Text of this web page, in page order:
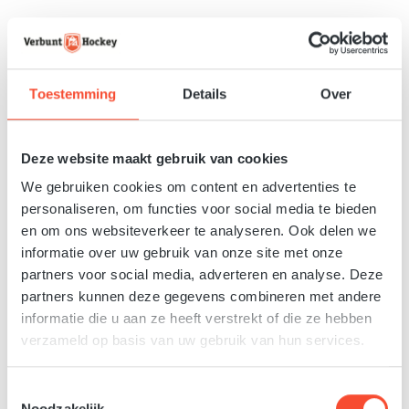
Toestemming Details Over
Deze website maakt gebruik van cookies
We gebruiken cookies om content en advertenties te
personaliseren, om functies voor social media te bieden
en om ons websiteverkeer te analyseren. Ook delen we
informatie over uw gebruik van onze site met onze
partners voor social media, adverteren en analyse. Deze
partners kunnen deze gegevens combineren met andere
informatie die u aan ze heeft verstrekt of die ze hebben
verzameld op basis van uw gebruik van hun services.
Normale prijs:
€ 19,00
Prijzen incl. BTW en excl. verzendkosten
Beschikbaar, levertijd 1-2 dagen
Producthoeveelheid: Voer de gewenste
In het winkelmandje